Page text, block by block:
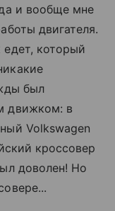
и вообще мне
двигателя.
который
был
движком: в
Volkswagen
кроссовер
доволен! Но